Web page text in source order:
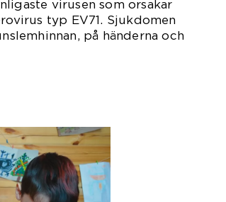
virusen som orsakar
typ EV71. Sjukdomen
på händerna och